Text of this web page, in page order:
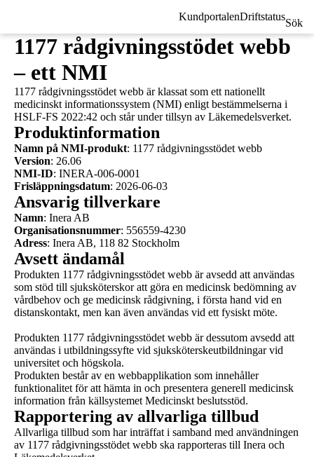
KundportalenDriftstatus
Sök
1177 rådgivningsstödet webb
– ett NMI
1177 rådgivningsstödet webb är klassat som ett nationellt
medicinskt informationssystem (NMI) enligt bestämmelserna i
HSLF-FS 2022:42 och står under tillsyn av Läkemedelsverket.
Produktinformation
Namn på NMI-produkt: 1177 rådgivningsstödet webb
Version: 26.06
NMI-ID: INERA-006-0001
Frisläppningsdatum: 2026-06-03
Ansvarig tillverkare
Namn: Inera AB
Organisationsnummer: 556559-4230
Adress: Inera AB, 118 82 Stockholm
Avsett ändamål
Produkten 1177 rådgivningsstödet webb är avsedd att användas
som stöd till sjuksköterskor att göra en medicinsk bedömning av
vårdbehov och ge medicinsk rådgivning, i första hand vid en
distanskontakt, men kan även användas vid ett fysiskt möte.
Produkten 1177 rådgivningsstödet webb är dessutom avsedd att
användas i utbildningssyfte vid sjuksköterskeutbildningar vid
universitet och högskola.
Produkten består av en webbapplikation som innehåller
funktionalitet för att hämta in och presentera generell medicinsk
information från källsystemet Medicinskt beslutsstöd.
Rapportering av allvarliga tillbud
Allvarliga tillbud som har inträffat i samband med användningen
av 1177 rådgivningsstödet webb ska rapporteras till Inera och